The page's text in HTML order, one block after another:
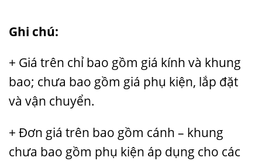
Ghi chú:
+ Giá trên chỉ bao gồm giá kính và khung
bao; chưa bao gồm giá phụ kiện, lắp đặt
và vận chuyển.
+ Đơn giá trên bao gồm cánh – khung
chưa bao gồm phụ kiện áp dụng cho các